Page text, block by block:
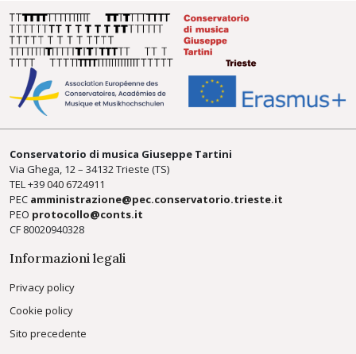
Conservatorio di musica Giuseppe Tartini
Via Ghega, 12 – 34132 Trieste (TS)
TEL +39040 6724911
PEC amministrazione@pec.conservatorio.trieste.it
PEO protocollo@conts.it
CF 80020940328
Informazioni legali
Privacy policy
Cookie policy
Sito precedente